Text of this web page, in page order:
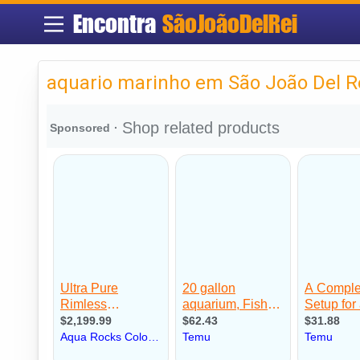
Encontra SãoJoãoDelRei
aquario marinho em São João Del